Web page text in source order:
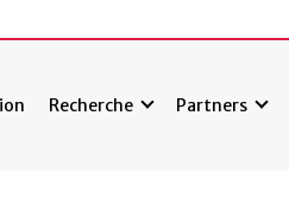
Recherche Partners